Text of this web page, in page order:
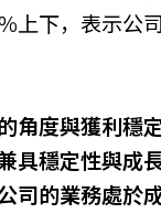
上下，表示公
角度與獲利穩
具穩定性與成
司的業務處於